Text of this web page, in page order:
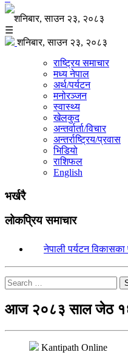
शनिबार, साउन २३, २०८३
☰
शनिबार, साउन २३, २०८३
राष्ट्रिय समाचार
मध्य नेपाल
अर्थ/पर्यटन
मनोरञ्जन
स्वास्थ्य
खेलकुद
अन्तर्वार्ता/विचार
अन्तर्राष्ट्रिय/प्रवास
भिडियो
राशिफल
English
भर्खरै
लोकप्रिय समाचार
नेपाली पर्यटन विकासका
आज २०८३ साल जेठ १६
Kantipath Online